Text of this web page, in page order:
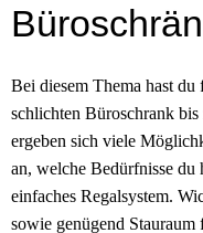
Bei diesem Thema hast
schlichten Büroschrank
ergeben sich viele
an, welche Bedürfnisse du
einfaches Regalsystem.
sowie genügend